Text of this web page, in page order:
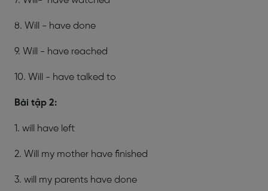
8. Will - have done
9. Will - have reached
10. Will - have talked to
Bài tập 2:
1. will have left
2. Will my mother have finished
3. will my parents have done